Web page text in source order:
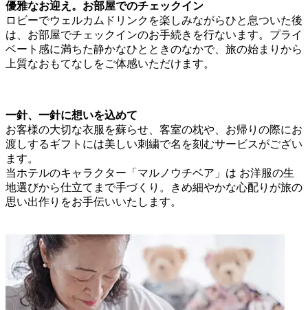
優雅なお迎え。お部屋でのチェックイン
ロビーでウェルカムドリンクを楽しみながらひと息ついた後
は、お部屋でチェックインのお手続きを行ないます。プライ
ベート感に満ちた静かなひとときのなかで、旅の始まりから
上質なおもてなしをご体感いただけます。
一針、一針に想いを込めて
お客様の大切な衣服を蘇らせ、客室の枕や、お帰りの際にお
渡しするギフトには美しい刺繍で名を刻むサービスがござい
ます。
当ホテルのキャラクター「マルノウチベア」は お洋服の生
地選びから仕立てまで手づくり。きめ細やかな心配りが旅の
思い出作りをお手伝いいたします。